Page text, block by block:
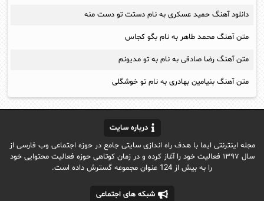
دانلود آهنگ حمید عسکری به نام دستت تو دست منه
متن آهنگ محمد طاهر به نام بگو کجاس
متن آهنگ رضا صادقی به نام به تو مدیونم
متن آهنگ بنیامین بهادری به نام تو خوشگلی
درباره سایت
مجله اینترنتی ایما با هدف راه اندازی سایتی جامع در حوزه اجتماعی وب فارسی از
سال ۱۳۹۷ فعالیت خود را آغاز کرده و در زمان کوتاهی حوزه فعالیت محتوایی خود
را به بیش از 124 عنوان مجموعه گسترش داده است.
شبکه های اجتماعی